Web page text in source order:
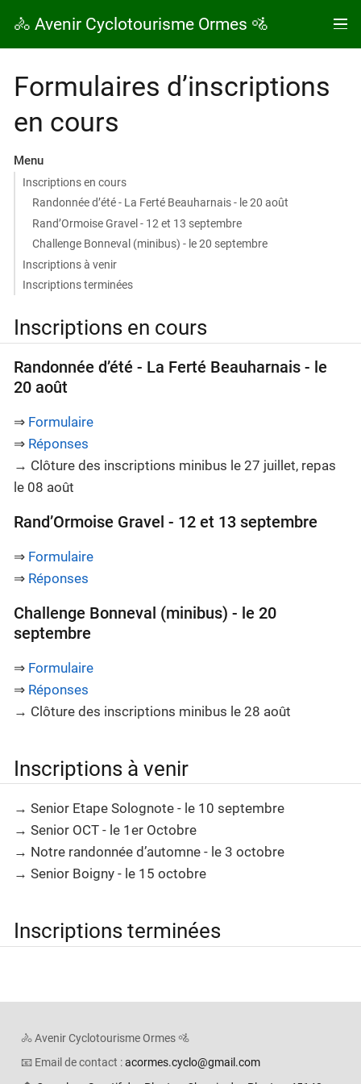
🚴 Avenir Cyclotourisme Ormes 🚵
Formulaires d’inscriptions
en cours
Menu
Inscriptions en cours
Randonnée d’été - La Ferté Beauharnais - le 20 août
Rand’Ormoise Gravel - 12 et 13 septembre
Challenge Bonneval (minibus) - le 20 septembre
Inscriptions à venir
Inscriptions terminées
Inscriptions en cours
Randonnée d’été - La Ferté Beauharnais - le
20 août
⇒ Formulaire
⇒ Réponses
→ Clôture des inscriptions minibus le 27 juillet, repas
le 08 août
Rand’Ormoise Gravel - 12 et 13 septembre
⇒ Formulaire
⇒ Réponses
Challenge Bonneval (minibus) - le 20
septembre
⇒ Formulaire
⇒ Réponses
→ Clôture des inscriptions minibus le 28 août
Inscriptions à venir
→ Senior Etape Solognote - le 10 septembre
→ Senior OCT - le 1er Octobre
→ Notre randonnée d’automne - le 3 octobre
→ Senior Boigny - le 15 octobre
Inscriptions terminées
🚴 Avenir Cyclotourisme Ormes 🚵
📧 Email de contact :acormes.cyclo@gmail.com